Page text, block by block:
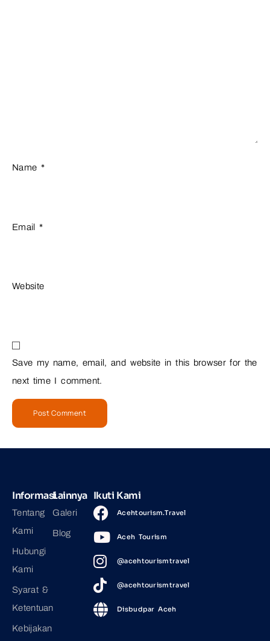
Name *
Email *
Website
Save my name, email, and website in this browser for the
next time I comment.
Informasi
Tentang
Kami
Hubungi
Kami
Syarat &
Ketentuan
Kebijakan
Lainnya
Galeri
Blog
Ikuti Kami
Acehtourism.Travel
Aceh Tourism
@acehtourismtravel
@acehtourismtravel
Disbudpar Aceh